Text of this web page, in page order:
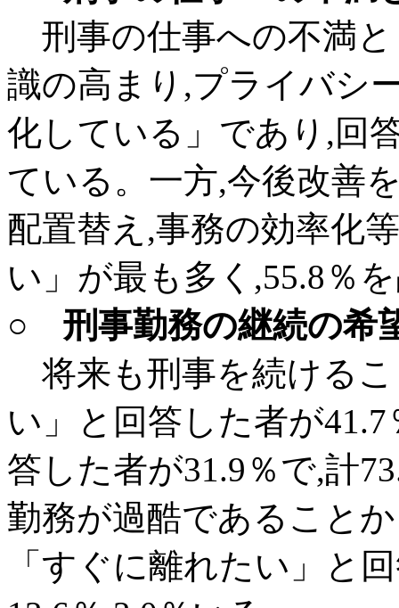
刑事の仕事への不満
識の高まり,プライバシ
化している」であり,回
ている。一方,今後改善
配置替え,事務の効率化
い」が最も多く,55.8％
○ 刑事勤務の継続の希
将来も刑事を続ける
い」と回答した者が
答した者が31.9％で,計
勤務が過酷であること
「すぐに離れたい」と